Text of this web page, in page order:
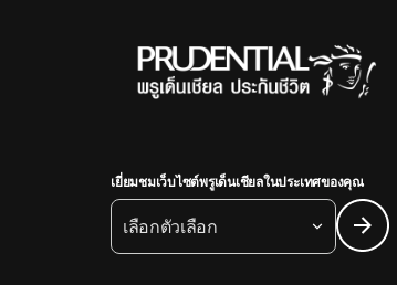
เยี่ยมชมเว็บไซต์พรูเด็นเชียลในประเทศของคุณ
เลือกตัวเลือก